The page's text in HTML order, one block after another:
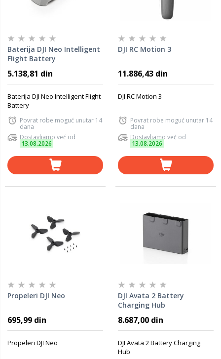
Baterija DJI Neo Intelligent
Flight Battery
5.138,81 din
Baterija DJI Neo Intelligent Flight
Battery
Povrat robe moguć unutar 14
dana
Dostavljamo već od
13.08.2026
DJI RC Motion 3
11.886,43 din
DJI RC Motion 3
Povrat robe moguć unutar 14
dana
Dostavljamo već od
13.08.2026
Propeleri DJI Neo
695,99 din
Propeleri DJI Neo
DJI Avata 2 Battery
Charging Hub
8.687,00 din
DJI Avata 2 Battery Charging
Hub